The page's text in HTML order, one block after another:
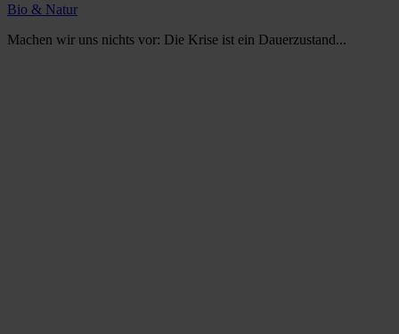
Bio & Natur
Machen wir uns nichts vor: Die Krise ist ein Dauerzustand...